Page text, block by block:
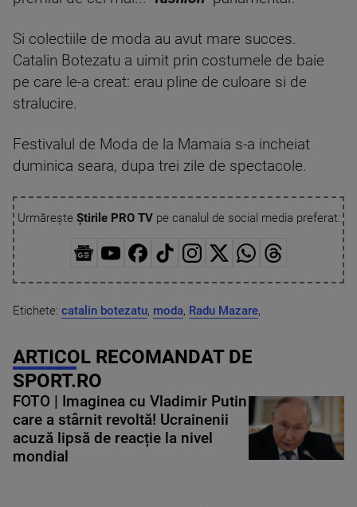
Si colectiile de moda au avut mare succes.
Catalin Botezatu a uimit prin costumele de baie
pe care le-a creat: erau pline de culoare si de
stralucire.
Festivalul de Moda de la Mamaia s-a incheiat
duminica seara, dupa trei zile de spectacole.
Urmărește Știrile PRO TVpe canalul de social media preferat:
Etichete: catalin botezatu, moda, Radu Mazare,
ARTICOL RECOMANDAT DE
SPORT.RO
FOTO | Imaginea cu Vladimir Putin
care a stârnit revoltă! Ucrainenii
acuză lipsă de reacție la nivel
mondial